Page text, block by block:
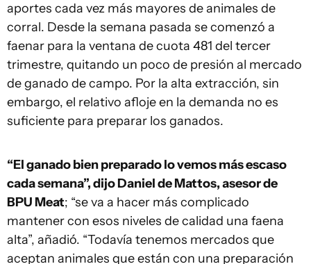
aportes cada vez más mayores de animales de
corral. Desde la semana pasada se comenzó a
faenar para la ventana de cuota 481 del tercer
trimestre, quitando un poco de presión al mercado
de ganado de campo. Por la alta extracción, sin
embargo, el relativo afloje en la demanda no es
suficiente para preparar los ganados.
“El ganado bien preparado lo vemos más escaso
cada semana”, dijo Daniel de Mattos, asesor de
BPU Meat; “se va a hacer más complicado
mantener con esos niveles de calidad una faena
alta”, añadió. “Todavía tenemos mercados que
aceptan animales que están con una preparación